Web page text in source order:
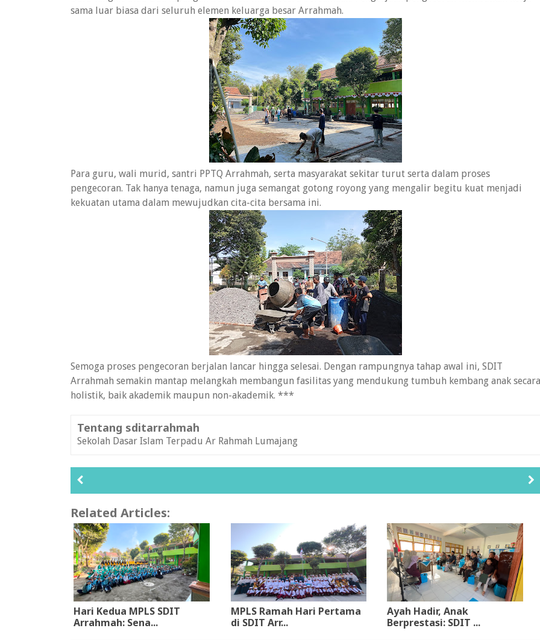
sama luar biasa dari seluruh elemen keluarga besar Arrahmah.
Para guru, wali murid, santri PPTQ Arrahmah, serta masyarakat sekitar turut serta dalam proses
pengecoran. Tak hanya tenaga, namun juga semangat gotong royong yang mengalir begitu kuat menjadi
kekuatan utama dalam mewujudkan cita-cita bersama ini.
Semoga proses pengecoran berjalan lancar hingga selesai. Dengan rampungnya tahap awal ini, SDIT
Arrahmah semakin mantap melangkah membangun fasilitas yang mendukung tumbuh kembang anak secara
holistik, baik akademik maupun non-akademik. ***
Tentang sditarrahmah
Sekolah Dasar Islam Terpadu Ar Rahmah Lumajang
Related Articles:
Hari Kedua MPLS SDIT
Arrahmah: Sena...
MPLS Ramah Hari Pertama
di SDIT Arr...
Ayah Hadir, Anak
Berprestasi: SDIT ...